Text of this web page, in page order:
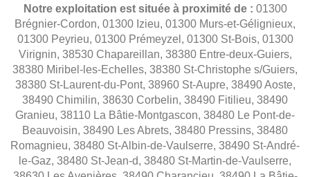
Notre exploitation est située à proximité de : 01300
Brégnier-Cordon, 01300 Izieu, 01300 Murs-et-Gélignieux,
01300 Peyrieu, 01300 Prémeyzel, 01300 St-Bois, 01300
Virignin, 38530 Chapareillan, 38380 Entre-deux-Guiers,
38380 Miribel-les-Echelles, 38380 St-Christophe s/Guiers,
38380 St-Laurent-du-Pont, 38960 St-Aupre, 38490 Aoste,
38490 Chimilin, 38630 Corbelin, 38490 Fitilieu, 38490
Granieu, 38110 La Bâtie-Montgascon, 38480 Le Pont-de-
Beauvoisin, 38490 Les Abrets, 38480 Pressins, 38480
Romagnieu, 38480 St-Albin-de-Vaulserre, 38490 St-André-
le-Gaz, 38480 St-Jean-d, 38480 St-Martin-de-Vaulserre,